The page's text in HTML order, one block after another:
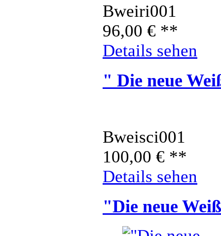
Bweiri001
96,00 € **
Details sehen
" Die neue
Bweisci001
100,00 € **
Details sehen
"Die neue